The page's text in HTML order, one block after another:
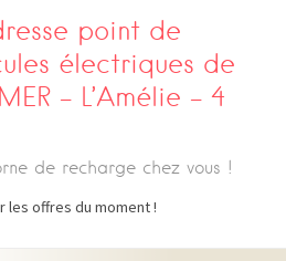
point de
électriques de
– L’Amélie – 4
de recharge chez vous !
les offres du moment !